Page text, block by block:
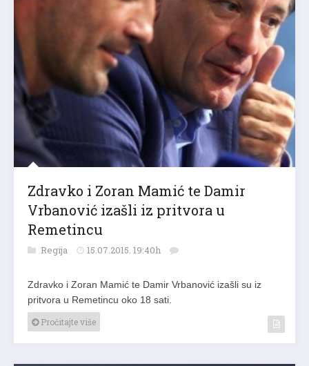
Zdravko i Zoran Mamić te Damir
Vrbanović izašli iz pritvora u
Remetincu
Regija 15.07.2015. 19:40h
Zdravko i Zoran Mamić te Damir Vrbanović izašli su iz
pritvora u Remetincu oko 18 sati.
Pročitajte više